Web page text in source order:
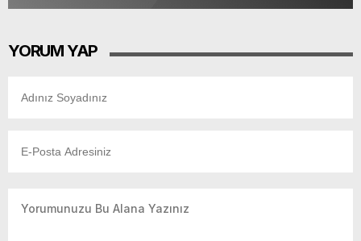
YORUM YAP